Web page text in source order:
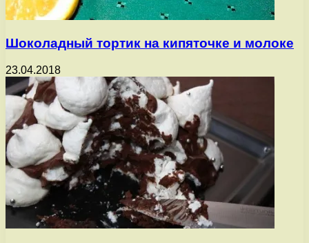
Шоколадный тортик на кипяточке и молоке
23.04.2018